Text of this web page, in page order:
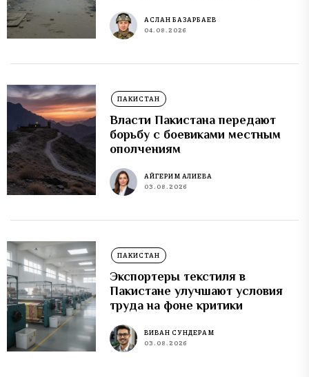
АСЛАН БАЗАРБАЕВ
04.08.2026
ПАКИСТАН
Власти Пакистана передают
борьбу с боевиками местным
ополчениям
АЙГЕРИМ АЛИЕВА
03.08.2026
ПАКИСТАН
Экспортеры текстиля в
Пакистане улучшают условия
труда на фоне критики
ВИВАН СУНДЕРАМ
03.08.2026